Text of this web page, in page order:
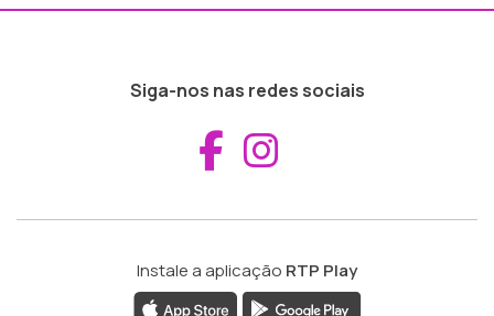
Siga-nos nas redes sociais
Aceder ao
Instale a aplicação RTP Play